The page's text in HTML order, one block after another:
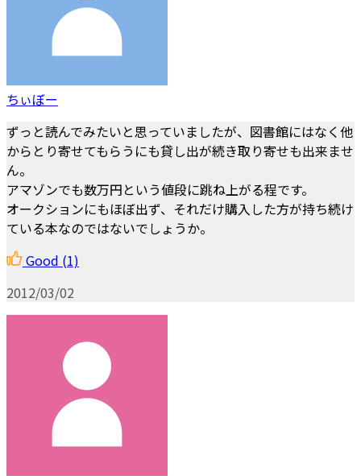
ちぃぼー
ずっと読んでみたいと思っていましたが、図書館にはなく他
からとり寄せてもらうにも貸し出が続き取り寄せも出来ませ
ん。
アマゾンでも数万円という値段に跳ね上がる程です。
オークションにもほぼ出ず、それだけ購入した方が持ち続け
ている本なのではないでしょうか。
Good (1)
2012/03/02